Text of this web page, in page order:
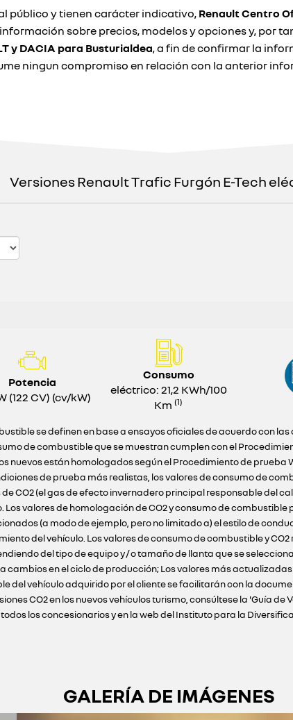
público y tienen carácter indicativo, Renault Centro
sobre precios, modelos y opciones y, por
y DACIA para Busturialdea, a fin de confirmar la
ningun compromiso en relación con la anterior
Versiones Renault Trafic Furgón E-Tech
Potencia
(122 CV) (cv/kW)
Consumo
eléctrico: 21,2 KWh/100
Km(1)
se definen en base a ensayos oficiales de acuerdo con
de combustible que se muestran cumplen con el
nuevos están homologados según el Procedimiento de prueba
de prueba más realistas, los valores de consumo de
de CO2 (el gas de efecto invernadero principal responsable del
valores de homologación de CO2 y consumo de combustible
(a modo de ejemplo, pero no limitado a) el estilo de
del vehículo. Los valores de consumo de combustible y
del tipo de equipo y / o tamaño de llanta que se
en el ciclo de producción; Los valores más
del vehículo adquirido por el cliente se facilitarán con la
CO2 en los nuevos vehículos turismo, consúltese la 'Guía
los concesionarios y en la web del Instituto para la
GALERÍA DE IMÁGENES